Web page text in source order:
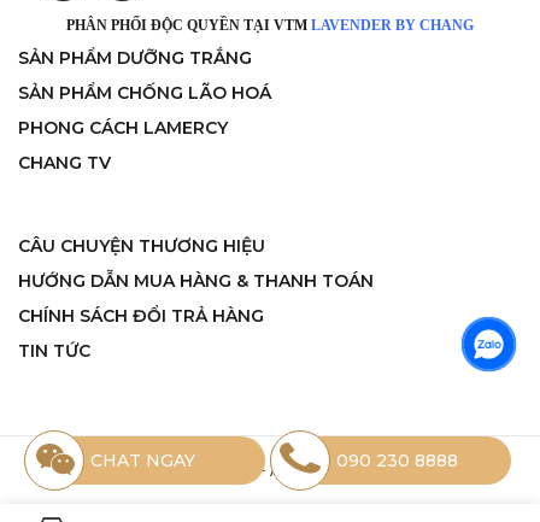
PHÂN PHỐI ĐỘC QUYỀN TẠI VTM LAVENDER BY CHANG
SẢN PHẨM DƯỠNG TRẮNG
SẢN PHẨM CHỐNG LÃO HOÁ
PHONG CÁCH LAMERCY
CHANG TV
CÂU CHUYỆN THƯƠNG HIỆU
HƯỚNG DẪN MUA HÀNG & THANH TOÁN
CHÍNH SÁCH ĐỔI TRẢ HÀNG
TIN TỨC
©2020 Lamercy - All rights reserved.
CHAT NGAY 090 230 8888